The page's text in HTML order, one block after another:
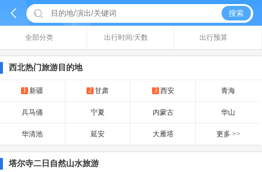
  搜索
全部分类 出行时间/天数 出行预算
西北热门旅游目的地
1 新疆 2 甘肃 3 西安 青海
兵马俑 宁夏 内蒙古 华山
华清池 延安 大雁塔 更多 >>
塔尔寺二日自然山水旅游